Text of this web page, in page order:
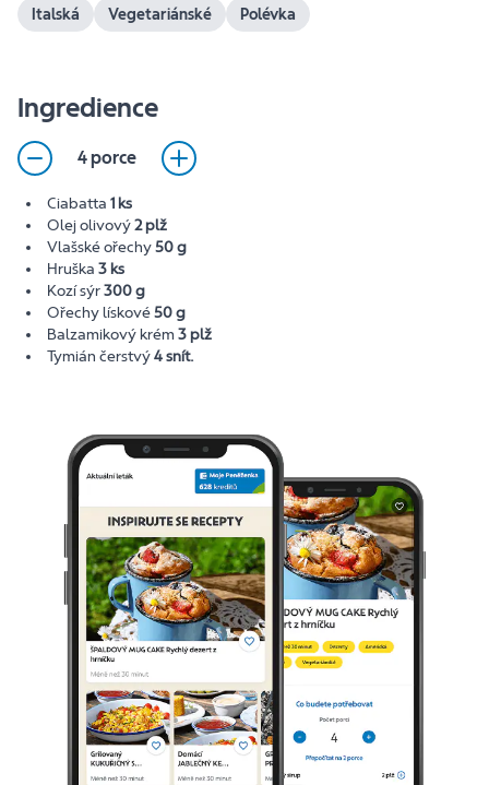
Italská Vegetariánské Polévka
Ingredience
4 porce
Ciabatta 1 ks
Olej olivový2 plž
Vlašské ořechy50 g
Hruška 3 ks
Kozí sýr300 g
Ořechy lískové50 g
Balzamikový krém 3 plž
Tymián čerstvý4 snít.